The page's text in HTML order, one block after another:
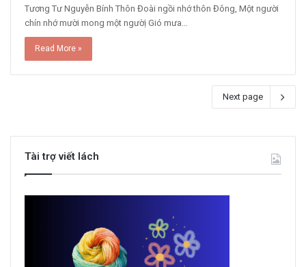
Tương Tư Nguyễn Bính Thôn Đoài ngồi nhớ thôn Đông, Một người
chín nhớ mười mong một ngườị Gió mưa…
Read More »
Next page
Tài trợ viết lách